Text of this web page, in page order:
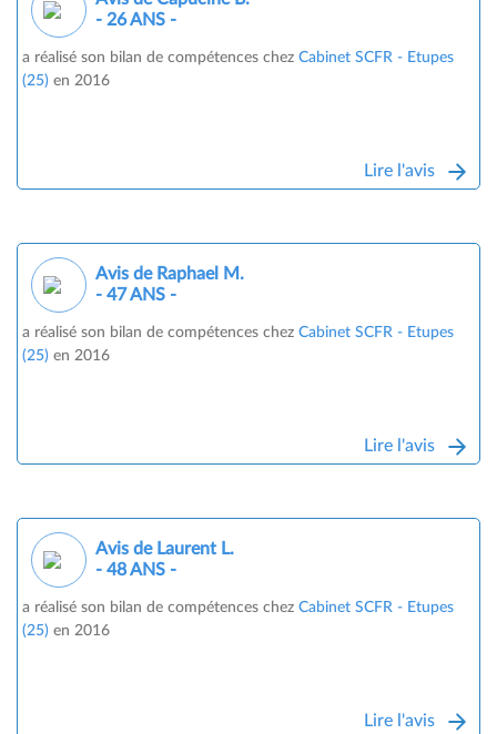
- 26 ANS -
a réalisé son bilan de compétences chez Cabinet SCFR - Etupes
(25) en 2016
Lire l'avis
Avis de Raphael M.
- 47 ANS -
a réalisé son bilan de compétences chez Cabinet SCFR - Etupes
(25) en 2016
Lire l'avis
Avis de Laurent L.
- 48 ANS -
a réalisé son bilan de compétences chez Cabinet SCFR - Etupes
(25) en 2016
Lire l'avis